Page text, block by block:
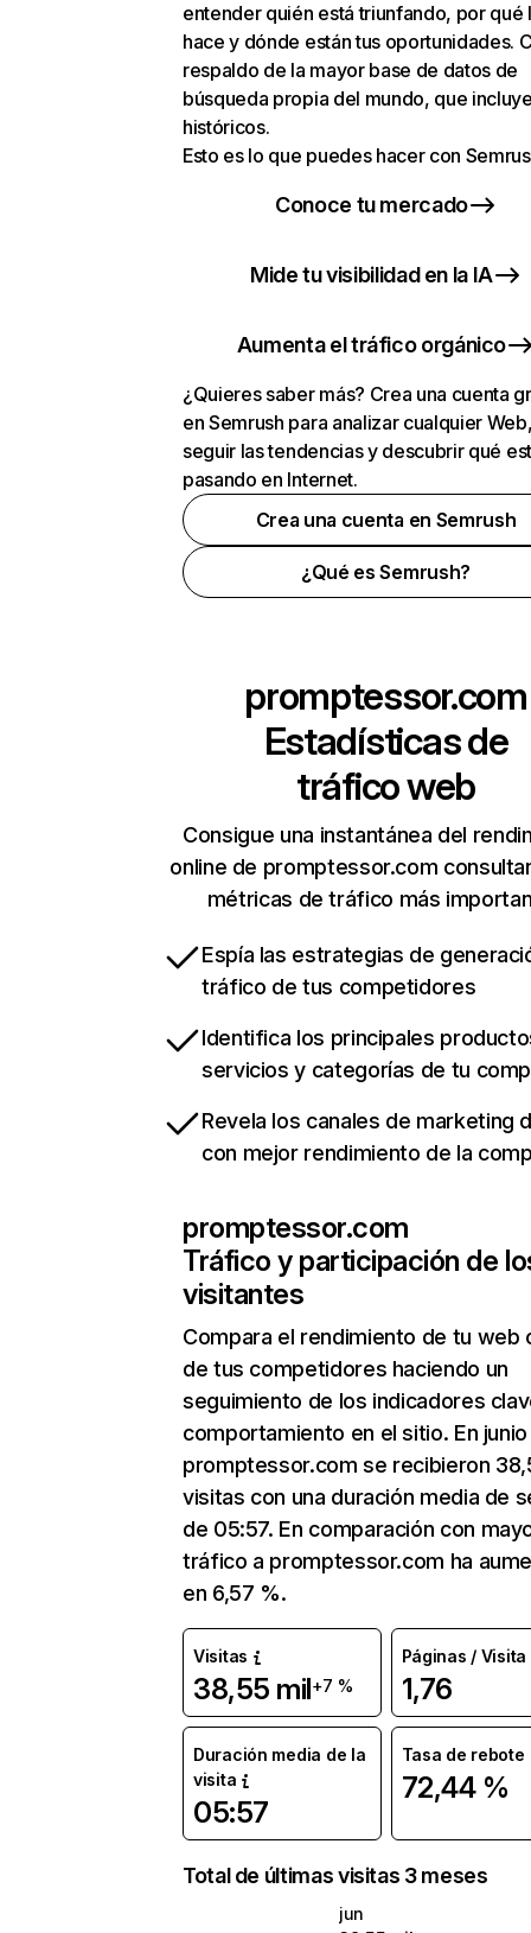
entender quién está triunfando, por qué
hace y dónde están tus oportunidades.
respaldo de la mayor base de datos de
búsqueda propia del mundo, que
históricos.
Esto es lo que puedes hacer con
Conoce tu mercado
Mide tu visibilidad en la IA
Aumenta el tráfico orgánico
¿Quieres saber más? Crea una cuenta
en Semrush para analizar cualquier
seguir las tendencias y descubrir qué
pasando en Internet.
Crea una cuenta en Semrush
¿Qué es Semrush?
promptessor.com
Estadísticas de
tráfico web
Consigue una instantánea del
online de promptessor.com
métricas de tráfico más
Espía las estrategias de
tráfico de tus competidores
Identifica los principales
servicios y categorías de tu
Revela los canales de marketing
con mejor rendimiento de la
promptessor.com
Tráfico y participación de
visitantes
Compara el rendimiento de tu web
de tus competidores haciendo un
seguimiento de los indicadores
comportamiento en el sitio. En junio
promptessor.com se recibieron
visitas con una duración media de
de 05:57. En comparación con
tráfico a promptessor.com ha
en 6,57 %.
Visitas
38,55 mil+7 %
Páginas / Visita
1,76
Duración media de la
visita
05:57
Tasa de rebote
72,44 %
Total de últimas visitas 3 meses
jun